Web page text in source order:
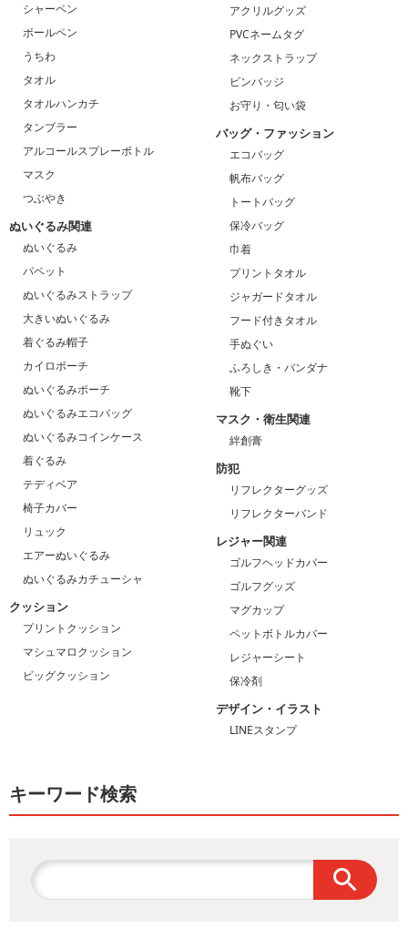
シャーペン
ボールペン
うちわ
タオル
タオルハンカチ
タンブラー
アルコールスプレーボトル
マスク
つぶやき
ぬいぐるみ関連
ぬいぐるみ
パペット
ぬいぐるみストラップ
大きいぬいぐるみ
着ぐるみ帽子
カイロポーチ
ぬいぐるみポーチ
ぬいぐるみエコバッグ
ぬいぐるみコインケース
着ぐるみ
テディベア
椅子カバー
リュック
エアーぬいぐるみ
ぬいぐるみカチューシャ
クッション
プリントクッション
マシュマロクッション
ビッグクッション
アクリルグッズ
PVCネームタグ
ネックストラップ
ピンバッジ
お守り・匂い袋
バッグ・ファッション
エコバッグ
帆布バッグ
トートバッグ
保冷バッグ
巾着
プリントタオル
ジャガードタオル
フード付きタオル
手ぬぐい
ふろしき・バンダナ
靴下
マスク・衛生関連
絆創膏
防犯
リフレクターグッズ
リフレクターバンド
レジャー関連
ゴルフヘッドカバー
ゴルフグッズ
マグカップ
ペットボトルカバー
レジャーシート
保冷剤
デザイン・イラスト
LINEスタンプ
キーワード検索